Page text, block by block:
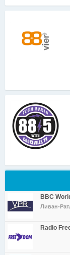
BBC
Ливан-
Radio